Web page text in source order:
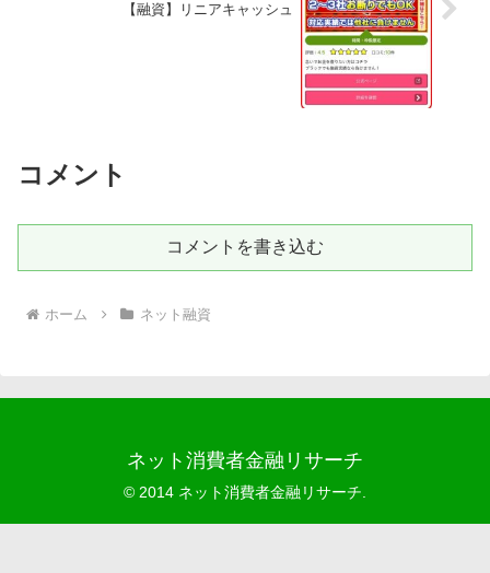
【融資】リニアキャッシュ
コメント
コメントを書き込む
ホーム ネット融資
ネット消費者金融リサーチ
© 2014 ネット消費者金融リサーチ.